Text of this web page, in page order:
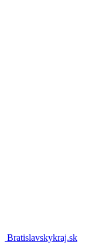
Bratislavskykraj.sk